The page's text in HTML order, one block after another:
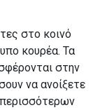
στο κοινό
κουρέα. Τα
στην
να ανοίξετε